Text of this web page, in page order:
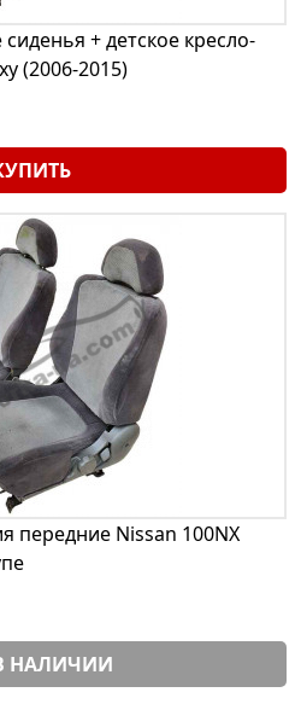
+ детское кресло-
(2006-2015)
передние Nissan 100NX
НАЛИЧИИ